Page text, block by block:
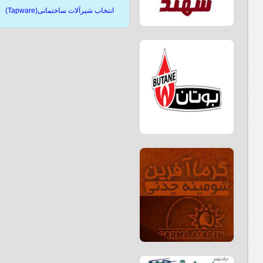
انتخاب شیرآلات ساختمانی(Tapware)